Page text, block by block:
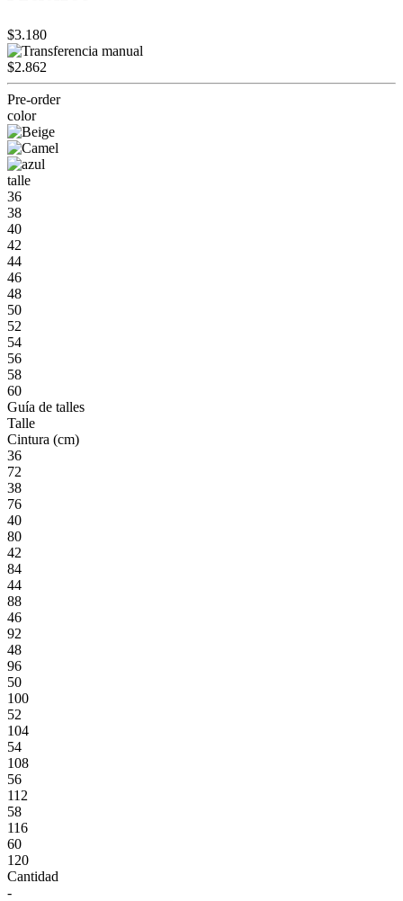
$3.180
$2.862
Pre-order
color
talle
36
38
40
42
44
46
48
50
52
54
56
58
60
Guía de talles
Talle
Cintura (cm)
36
72
38
76
40
80
42
84
44
88
46
92
48
96
50
100
52
104
54
108
56
112
58
116
60
120
Cantidad
-